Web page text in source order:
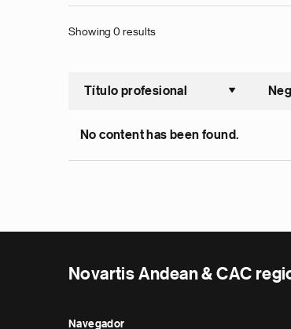
Showing 0 results
Título profesional
No content has been found.
Novartis Andean & CAC
Navegador